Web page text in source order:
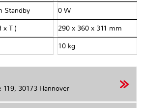
Standby 0 W
x T ) 290 x 360 x 311 mm
10 kg
119, 30173 Hannover